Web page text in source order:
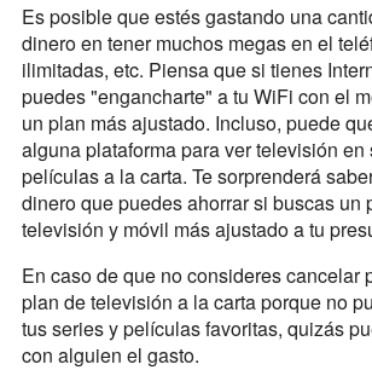
Es posible que estés gastando una
dinero en tener muchos megas en el
ilimitadas, etc. Piensa que si tienes
puedes "engancharte" a tu WiFi con el
un plan más ajustado. Incluso, puede
alguna plataforma para ver televisión en
películas a la carta. Te sorprenderá
dinero que puedes ahorrar si buscas un
televisión y móvil más ajustado a tu
En caso de que no consideres cancelar
plan de televisión a la carta porque no
tus series y películas favoritas, quizás
con alguien el gasto.